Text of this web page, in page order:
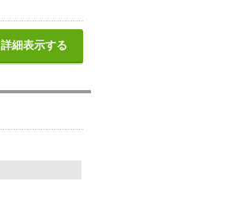
詳細表示する